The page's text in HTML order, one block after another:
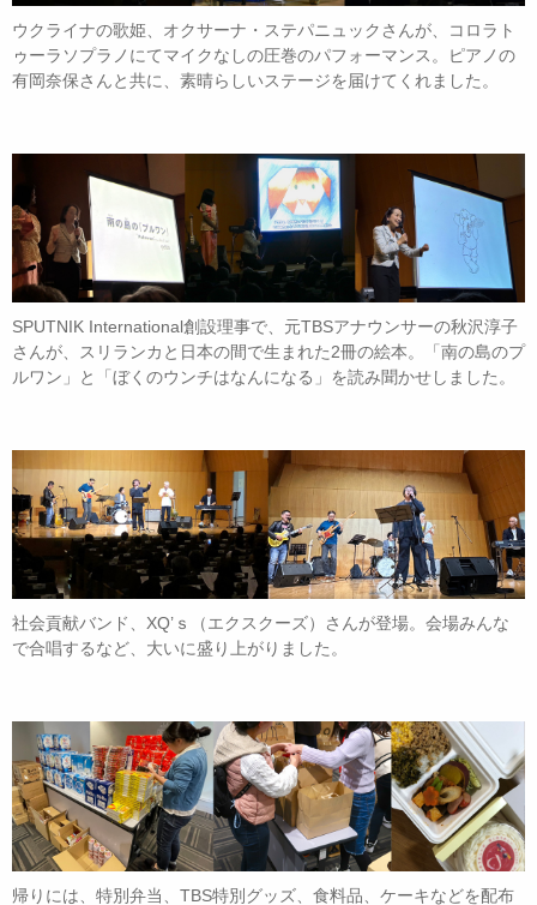
ウクライナの歌姫、オクサーナ・ステパニュックさんが、コロラト
ゥーラソプラノにてマイクなしの圧巻のパフォーマンス。ピアノの
有岡奈保さんと共に、素晴らしいステージを届けてくれました。
SPUTNIK International創設理事で、元TBSアナウンサーの秋沢淳子
さんが、スリランカと日本の間で生まれた2冊の絵本。「南の島のプ
ルワン」と「ぼくのウンチはなんになる」を読み聞かせしました。
社会貢献バンド、XQ’ｓ（エクスクーズ）さんが登場。会場みんな
で合唱するなど、大いに盛り上がりました。
帰りには、特別弁当、TBS特別グッズ、食料品、ケーキなどを配布